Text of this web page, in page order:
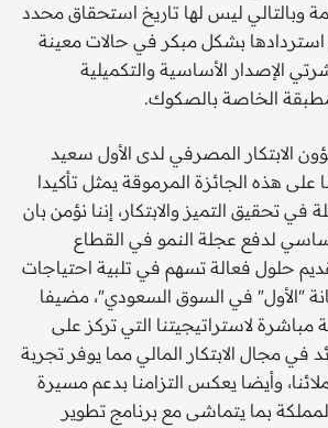
وبالتالي ليس لها تاريخ استحقاق محدد
استردادها بشكل مبكر في حالات معينة
الإصدار الأساسية والتكميلية
الخاصة بالصكوك.
الابتكار المصرفي لدى الأول سعيد
هذه الجائزة المرموقة يمثل تأكيدا
في تحقيق التميز والابتكار، إننا نؤمن بان
لدفع عجلة النمو في القطاع
حلول فعالة تسهم في تلبية احتياجات
"الأول" في السوق السعودي"، مضيفا
مباشرة لاستراتيجيتنا التي تركز على
في مجال الابتكار المالي مما يوفر تجربة
وأيضا يعكس التزامنا بدعم مسيرة
بما يتماشى مع برنامج تطوير